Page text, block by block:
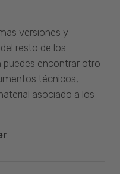
versiones y
resto de los
puedes encontrar otro
técnicos,
asociado a los